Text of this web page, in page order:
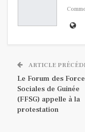
ARTICLE
Le Forum des
Sociales de Guinée
(FFSG) appelle à la
protestation